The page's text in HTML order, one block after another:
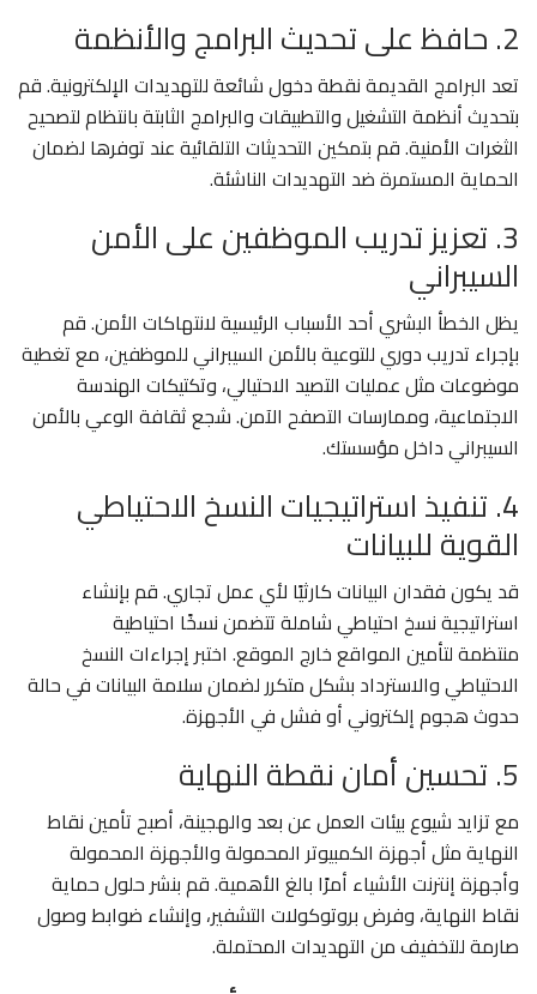
2. حافظ على تحديث البرامج والأنظمة
تعد البرامج القديمة نقطة دخول شائعة للتهديدات الإلكترونية. قم
بتحديث أنظمة التشغيل والتطبيقات والبرامج الثابتة بانتظام لتصحيح
الثغرات الأمنية. قم بتمكين التحديثات التلقائية عند توفرها لضمان
الحماية المستمرة ضد التهديدات الناشئة.
3. تعزيز تدريب الموظفين على الأمن
السيبراني
يظل الخطأ البشري أحد الأسباب الرئيسية لانتهاكات الأمن. قم
بإجراء تدريب دوري للتوعية بالأمن السيبراني للموظفين، مع تغطية
موضوعات مثل عمليات التصيد الاحتيالي، وتكتيكات الهندسة
الاجتماعية، وممارسات التصفح الآمن. شجع ثقافة الوعي بالأمن
السيبراني داخل مؤسستك.
4. تنفيذ استراتيجيات النسخ الاحتياطي
القوية للبيانات
قد يكون فقدان البيانات كارثيًا لأي عمل تجاري. قم بإنشاء
استراتيجية نسخ احتياطي شاملة تتضمن نسخًا احتياطية
منتظمة لتأمين المواقع خارج الموقع. اختبر إجراءات النسخ
الاحتياطي والاسترداد بشكل متكرر لضمان سلامة البيانات في حالة
حدوث هجوم إلكتروني أو فشل في الأجهزة.
5. تحسين أمان نقطة النهاية
مع تزايد شيوع بيئات العمل عن بعد والهجينة، أصبح تأمين نقاط
النهاية مثل أجهزة الكمبيوتر المحمولة والأجهزة المحمولة
وأجهزة إنترنت الأشياء أمرًا بالغ الأهمية. قم بنشر حلول حماية
نقاط النهاية، وفرض بروتوكولات التشفير، وإنشاء ضوابط وصول
صارمة للتخفيف من التهديدات المحتملة.